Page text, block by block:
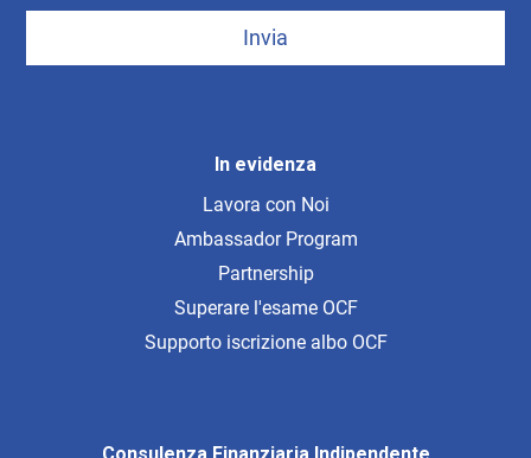
Consulenza Finanziaria Indipendente
In evidenza
Lavora con Noi
Ambassador Program
Partnership
Superare l'esame OCF
Supporto iscrizione albo OCF
Invia